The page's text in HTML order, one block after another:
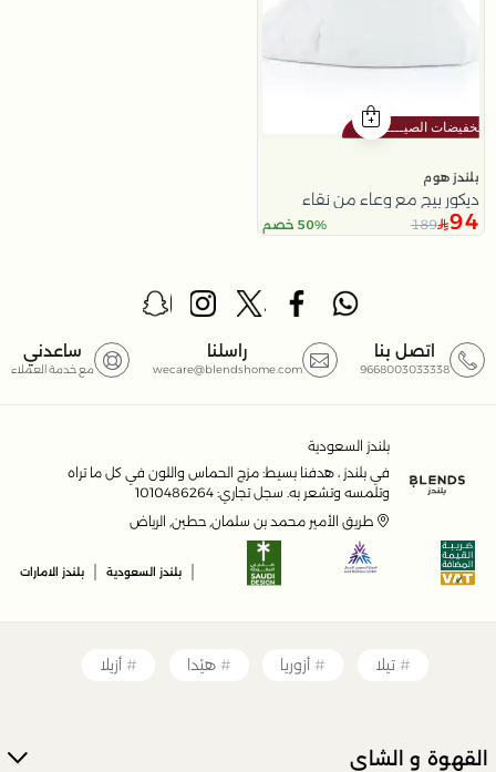
بلندز هوم
ديكور بيج مع وعاء من نقاء
94
189 50% خصم
اتصل بنا
9668003033338
راسلنا
wecare@blendshome.com
ساعدني
مع خدمة العملاء
بلندز السعودية
في بلندز ، هدفنا بسيط: مزج الحماس واللون في كل ما تراه
وتلمسه وتشعر به. سجل تجاري: 1010486264
طريق الأمير محمد بن سلمان, حطين, الرياض
بلندز السعودية بلندز الامارات
تيلا أزوريا هيْدا أزيلا
القهوة و الشاي